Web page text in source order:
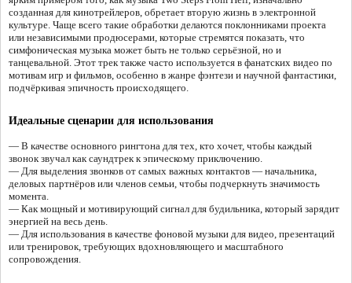
созданная для кинотрейлеров, обретает вторую жизнь в электронной
культуре. Чаще всего такие обработки делаются поклонниками проекта
или независимыми продюсерами, которые стремятся показать, что
симфоническая музыка может быть не только серьёзной, но и
танцевальной. Этот трек также часто используется в фанатских видео по
мотивам игр и фильмов, особенно в жанре фэнтези и научной фантастики,
подчёркивая эпичность происходящего.
Идеальные сценарии для использования
— В качестве основного рингтона для тех, кто хочет, чтобы каждый
звонок звучал как саундтрек к эпическому приключению.
— Для выделения звонков от самых важных контактов — начальника,
деловых партнёров или членов семьи, чтобы подчеркнуть значимость
момента.
— Как мощный и мотивирующий сигнал для будильника, который зарядит
энергией на весь день.
— Для использования в качестве фоновой музыки для видео, презентаций
или тренировок, требующих вдохновляющего и масштабного
сопровождения.